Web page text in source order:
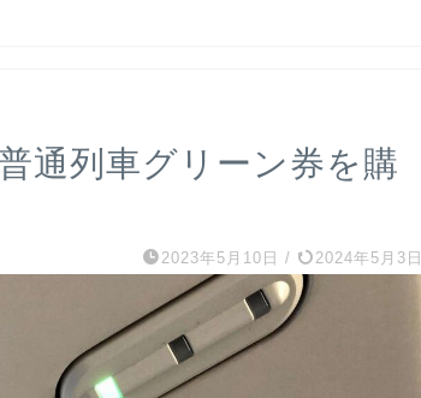
通列車グリーン券を購
2023年5月10日 / 2024年5月3日